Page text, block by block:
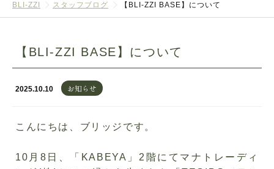
BLI-ZZI スタッフブログ 【BLI-ZZI BASE】について
【BLI-ZZI BASE】について
2025.10.10 お知らせ
こんにちは、ブリッジです。
10月 8 日、「 KABEYA 」 2 階にてマナトレーディ